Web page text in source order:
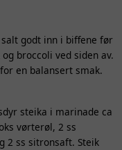
godt inn i biffene før
broccoli ved siden av.
en balansert smak.
steika i marinade ca
vørterøl, 2 ss
2 ss sitronsaft. Steik